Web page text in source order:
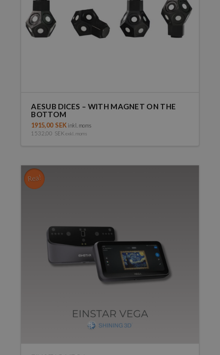
på
produktsidan
AESUB DICES – WITH MAGNET ON THE
BOTTOM
1915,00 SEK inkl. moms
1532,00 SEK exkl. moms
Rea!